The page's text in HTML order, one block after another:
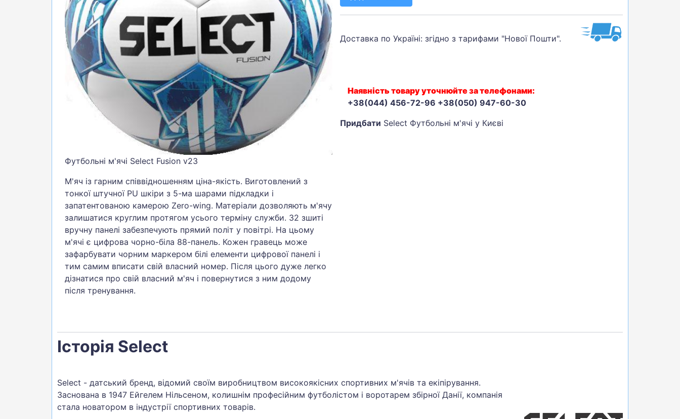
БІГ, ФІТНЕС, М'ЯЧІ
ВЕЛОСИПЕДИ
САМОКАТИ
ТЕНІС, БАДМІНТОН
ВОДНІ ВИДИ СПОРТУ
ТУРИЗМ
Футбольні м'ячі Select Fusion v23
М'яч із гарним співвідношенням ціна-якість. Виготовлений з
тонкої штучної PU шкіри з 5-ма шарами підкладки і
запатентованою камерою Zero-wing. Матеріали дозволяють м'ячу
залишатися круглим протягом усього терміну служби. 32 зшиті
вручну панелі забезпечують прямий політ у повітрі. На цьому
м'ячі є цифрова чорно-біла 88-панель. Кожен гравець може
зафарбувати чорним маркером білі елементи цифрової панелі і
тим самим вписати свій власний номер. Після цього дуже легко
дізнатися про свій власний м'яч і повернутися з ним додому
після тренування.
Доставка по Україні: згідно з тарифами "Нової Пошти".
Наявність товару уточнюйте за телефонами:
+38(044) 456-72-96 +38(050) 947-60-30
Придбати Select Футбольні м'ячі у Києві
Історія Select
Select - датський бренд, відомий своїм виробництвом високоякісних спортивних м'ячів та екіпірування.
Заснована в 1947 Ейгелем Нільсеном, колишнім професійним футболістом і воротарем збірної Данії, компанія
стала новатором в індустрії спортивних товарів.